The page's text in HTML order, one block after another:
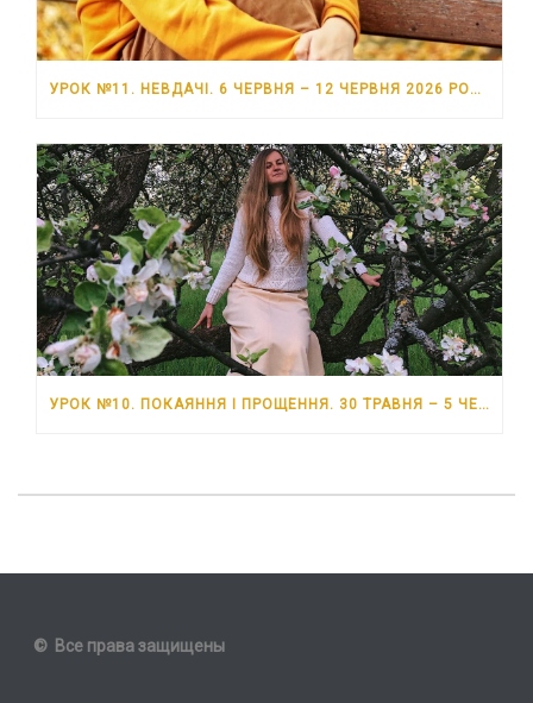
УРОК №11. НЕВДАЧІ. 6 ЧЕРВНЯ – 12 ЧЕРВНЯ 2026 РОКУ
УРОК №10. ПОКАЯННЯ І ПРОЩЕННЯ. 30 ТРАВНЯ – 5 ЧЕРВНЯ 2026 РОКУ
© Все права защищены